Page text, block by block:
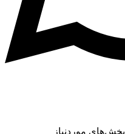
بخش‌های موردنیاز